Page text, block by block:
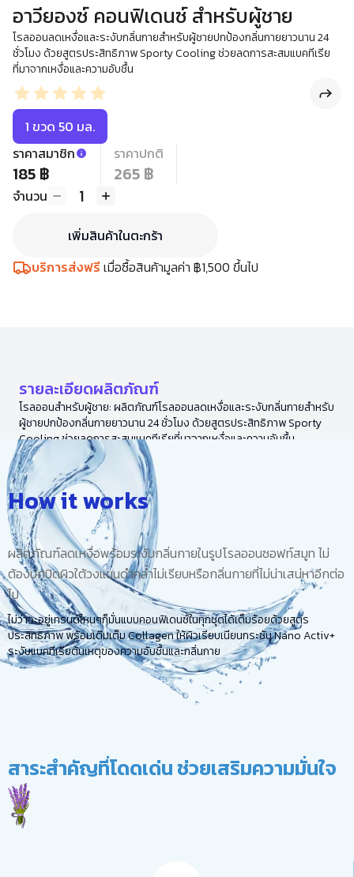
อาวียองซ์ คอนฟิเดนซ์ สำหรับผู้ชาย
โรลออนลดเหงื่อและระงับกลิ่นกายสำหรับผู้ชายปกป้องกลิ่นกายยาวนาน 24
ชั่วโมง ด้วยสูตรประสิทธิภาพ Sporty Cooling ช่วยลดการสะสมแบคทีเรีย
ที่มาจากเหงื่อและความอับชื้น
1 ขวด 50 มล.
ราคาสมาชิก
185 ฿
ราคาปกติ
265 ฿
จำนวน 1
เพิ่มสินค้าในตะกร้า
บริการส่งฟรีเมื่อซื้อสินค้ามูลค่า ฿1,500 ขึ้นไป
รายละเอียดผลิตภัณฑ์
โรลออนสำหรับผู้ชาย: ผลิตภัณฑ์โรลออนลดเหงื่อและระงับกลิ่นกายสำหรับ
ผู้ชายปกป้องกลิ่นกายยาวนาน 24 ชั่วโมง ด้วยสูตรประสิทธิภาพ Sporty
Cooling ช่วยลดการสะสมแบคทีเรียที่มาจากเหงื่อและความอับชื้น
How it works
ผลิตภัณฑ์ลดเหงื่อพร้อมระงับกลิ่นกายในรูปโรลออนซอฟท์สมูท ไม่
ต้องปกปิดผิวใต้วงแขนดำคล้ำไม่เรียบหรือกลิ่นกายที่ไม่น่าเสน่หาอีกต่อ
ไป
ไม่ว่าจะอยู่เทรนด์ไหนๆก็มั่นแบบคอนฟิเดนซ์ในทุกชุดได้เต็มร้อยด้วยสูตร
ประสิทธิภาพ พร้อมเติมเต็ม Collagen ให้ผิวเรียบเนียนกระชับ Nano Activ+
ระงับแบคทีเรียต้นเหตุของความอับชื้นและกลิ่นกาย
สาระสำคัญที่โดดเด่น ช่วยเสริมความมั่นใจ